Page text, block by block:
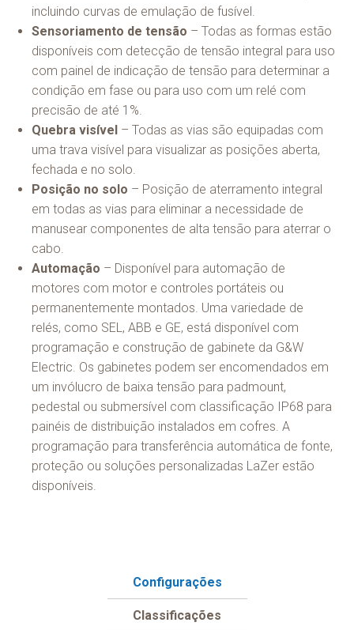
incluindo curvas de emulação de fusível.
Sensoriamento de tensão – Todas as formas estão
disponíveis com detecção de tensão integral para uso
com painel de indicação de tensão para determinar a
condição em fase ou para uso com um relé com
precisão de até 1%.
Quebra visível – Todas as vias são equipadas com
uma trava visível para visualizar as posições aberta,
fechada e no solo.
Posição no solo – Posição de aterramento integral
em todas as vias para eliminar a necessidade de
manusear componentes de alta tensão para aterrar o
cabo.
Automação – Disponível para automação de
motores com motor e controles portáteis ou
permanentemente montados. Uma variedade de
relés, como SEL, ABB e GE, está disponível com
programação e construção de gabinete da G&W
Electric. Os gabinetes podem ser encomendados em
um invólucro de baixa tensão para padmount,
pedestal ou submersível com classificação IP68 para
painéis de distribuição instalados em cofres. A
programação para transferência automática de fonte,
proteção ou soluções personalizadas LaZer estão
disponíveis.
Configurações
Classificações